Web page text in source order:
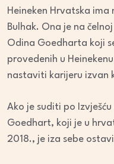
Heineken Hrvatska
Bulhak. Ona je na
Odina Goedharta koji
provedenih u
nastaviti karijeru izvan
Ako je suditi po
Goedhart, koji je u
2018., je iza sebe